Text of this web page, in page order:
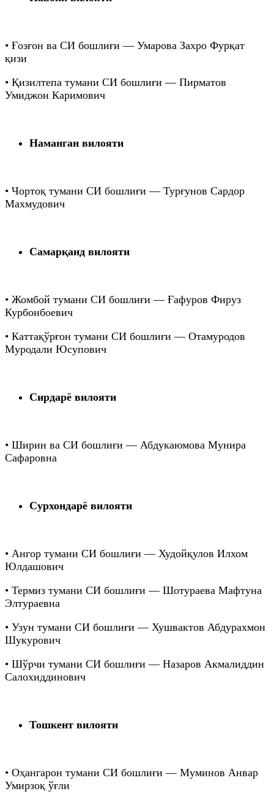
• Ғозғон ва СИ бошлиғи — Умарова Захро Фурқат
қизи
• Қизилтепа тумани СИ бошлиғи — Пирматов
Умиджон Каримович
Наманган вилояти
• Чортоқ тумани СИ бошлиғи — Турғунов Сардор
Махмудович
Самарқанд вилояти
• Жомбой тумани СИ бошлиғи — Ғафуров Фируз
Курбонбоевич
• Каттақўрғон тумани СИ бошлиғи — Отамуродов
Муродали Юсупович
Сирдарё вилояти
• Ширин ва СИ бошлиғи — Абдукаюмова Мунира
Сафаровна
Сурхондарё вилояти
• Ангор тумани СИ бошлиғи — Худойқулов Илхом
Юлдашович
• Термиз тумани СИ бошлиғи — Шотураева Мафтуна
Элтураевна
• Узун тумани СИ бошлиғи — Хушвактов Абдурахмон
Шукурович
• Шўрчи тумани СИ бошлиғи — Назаров Акмалиддин
Салохиддинович
Тошкент вилояти
• Оҳангарон тумани СИ бошлиғи — Муминов Анвар
Умирзоқ ўғли